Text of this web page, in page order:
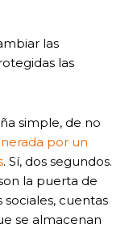
las
las
simple, de no
por un
. Sí, dos segundos.
la puerta de
sociales, cuentas
se almacenan